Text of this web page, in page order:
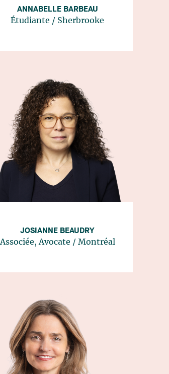
ANNABELLE BARBEAU
Étudiante / Sherbrooke
JOSIANNE BEAUDRY
Associée, Avocate / Montréal